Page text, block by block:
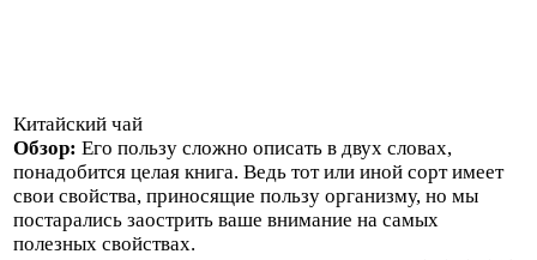
Китайский чай
Обзор: Его пользу сложно описать в двух словах,
понадобится целая книга. Ведь тот или иной сорт имеет
свои свойства, приносящие пользу организму, но мы
постарались заострить ваше внимание на самых
полезных свойствах.